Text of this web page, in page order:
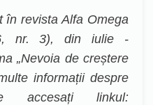
în revista Alfa Omega
nr. 3), din iulie -
„Nevoia de creștere
informații despre
accesați linkul: